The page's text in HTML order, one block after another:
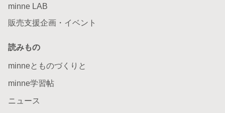
minne LAB
販売支援企画・イベント
読みもの
minneとものづくりと
minne学習帖
ニュース